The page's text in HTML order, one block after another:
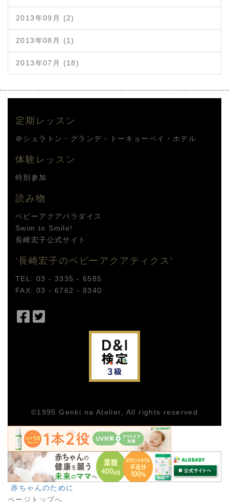
2013年09月 (2)
2013年08月 (1)
2013年07月 (18)
定期レッスン
＠シェラトン・グランデ・トーキョーベイ・ホテル
体験レッスン
特別参加
読み物
ベビーアクアパラダイス
Swim to Smile!
長崎宏子公式サイト
‘長崎宏子のベビーアクアティクス’
TEL: 03 - 3335 - 6585
FAX: 03 - 6762 - 8340
Facebook
©1995Genki na Atelier , All rights reserved
赤ちゃんのために
ページトップへ